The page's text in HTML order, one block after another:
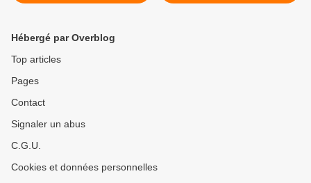
Hébergé par Overblog
Top articles
Pages
Contact
Signaler un abus
C.G.U.
Cookies et données personnelles